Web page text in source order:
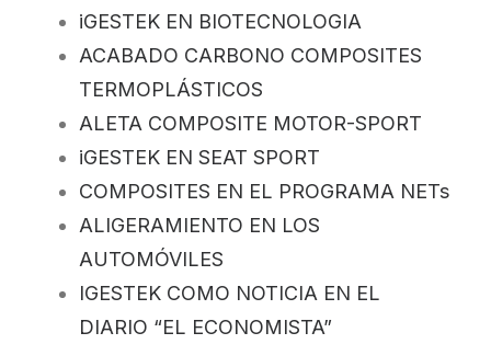
iGESTEK EN BIOTECNOLOGIA
ACABADO CARBONO COMPOSITES
TERMOPLÁSTICOS
ALETA COMPOSITE MOTOR-SPORT
iGESTEK EN SEAT SPORT
COMPOSITES EN EL PROGRAMA NETs
ALIGERAMIENTO EN LOS
AUTOMÓVILES
IGESTEK COMO NOTICIA EN EL
DIARIO “EL ECONOMISTA”